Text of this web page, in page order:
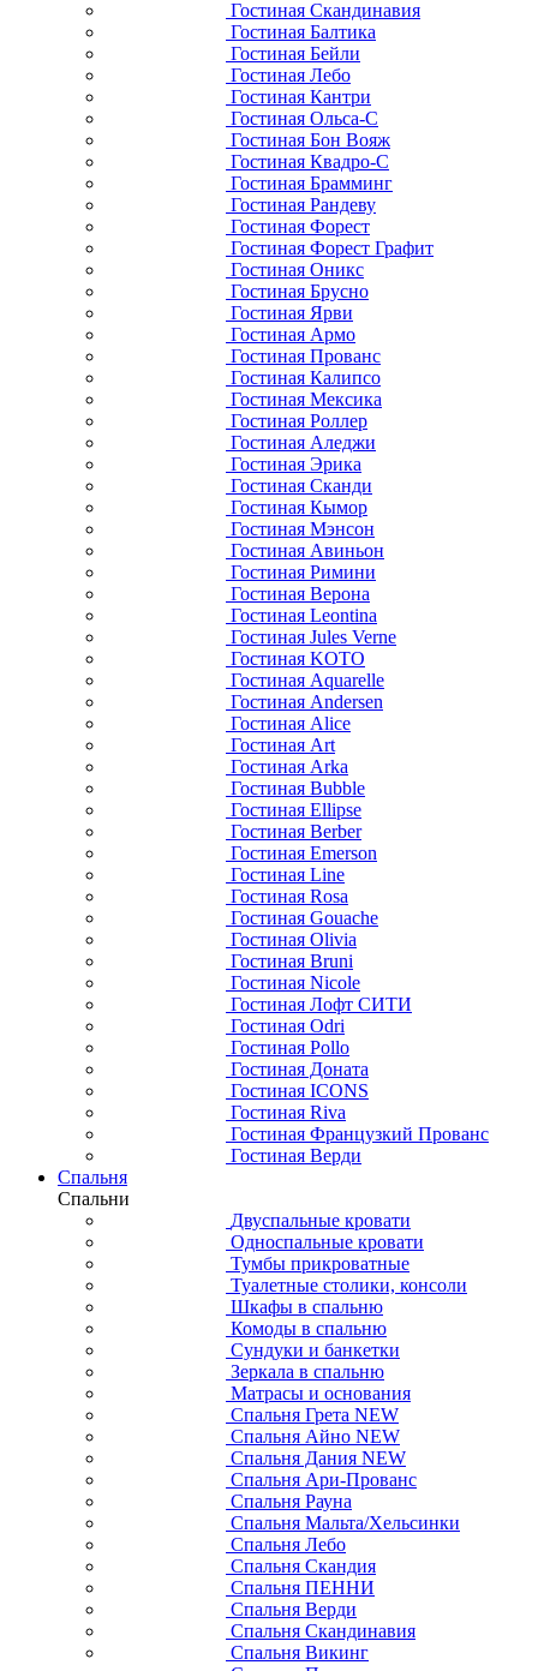
Гостиная Скандинавия
Гостиная Балтика
Гостиная Бейли
Гостиная Лебо
Гостиная Кантри
Гостиная Ольса-С
Гостиная Бон Вояж
Гостиная Квадро-С
Гостиная Брамминг
Гостиная Рандеву
Гостиная Форест
Гостиная Форест Графит
Гостиная Оникс
Гостиная Брусно
Гостиная Ярви
Гостиная Армо
Гостиная Прованс
Гостиная Калипсо
Гостиная Мексика
Гостиная Роллер
Гостиная Аледжи
Гостиная Эрика
Гостиная Сканди
Гостиная Кымор
Гостиная Мэнсон
Гостиная Авиньон
Гостиная Римини
Гостиная Верона
Гостиная Leontina
Гостиная Jules Verne
Гостиная KOTO
Гостиная Aquarelle
Гостиная Andersen
Гостиная Alice
Гостиная Art
Гостиная Arka
Гостиная Bubble
Гостиная Ellipse
Гостиная Berber
Гостиная Emerson
Гостиная Line
Гостиная Rosa
Гостиная Gouache
Гостиная Olivia
Гостиная Bruni
Гостиная Nicole
Гостиная Лофт СИТИ
Гостиная Odri
Гостиная Pollo
Гостиная Доната
Гостиная ICONS
Гостиная Riva
Гостиная Французкий Прованс
Гостиная Верди
Спальня
Спальни
Двуспальные кровати
Односпальные кровати
Тумбы прикроватные
Туалетные столики, консоли
Шкафы в спальню
Комоды в спальню
Сундуки и банкетки
Зеркала в спальню
Матрасы и основания
Спальня Грета NEW
Спальня Айно NEW
Спальня Дания NEW
Спальня Ари-Прованс
Спальня Рауна
Спальня Мальта/Хельсинки
Спальня Лебо
Спальня Скандия
Спальня ПЕННИ
Спальня Верди
Спальня Скандинавия
Спальня Викинг